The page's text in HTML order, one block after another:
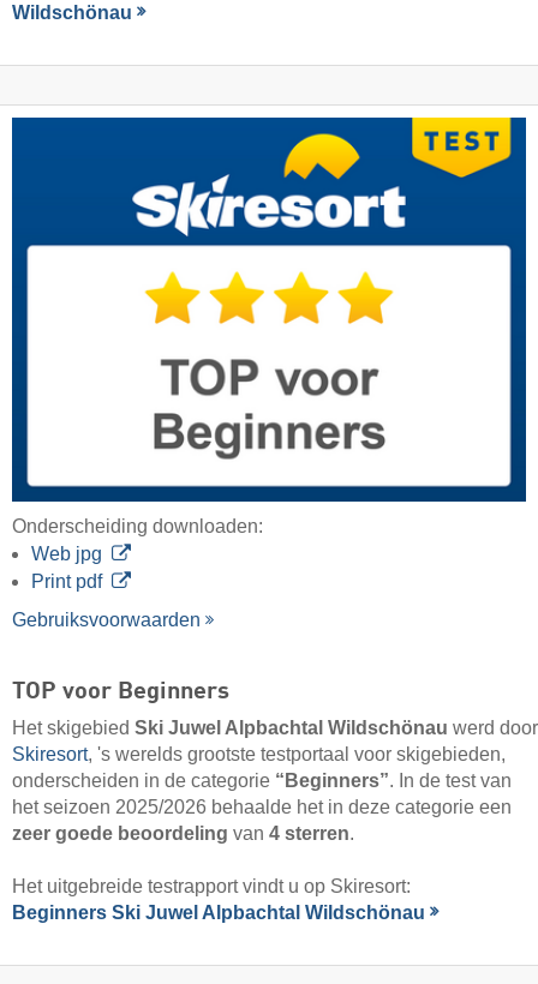
Wildschönau
Onderscheiding downloaden:
Web jpg
Print pdf
Gebruiksvoorwaarden
TOP voor Beginners
Het skigebied Ski Juwel Alpbachtal Wildschönau werd door
Skiresort, 's werelds grootste testportaal voor skigebieden,
onderscheiden in de categorie “Beginners”. In de test van
het seizoen 2025/2026 behaalde het in deze categorie een
zeer goede beoordeling van 4 sterren.
Het uitgebreide testrapport vindt u op Skiresort:
Beginners Ski Juwel Alpbachtal Wildschönau